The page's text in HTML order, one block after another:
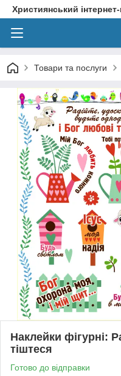
Християнський
Товари та послуги
Наклейки фігурні:
тіштеся
Готово до відправки